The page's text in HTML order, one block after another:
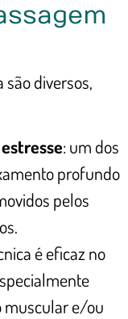
são diversos,
: um dos
profundo
pelos
é eficaz no
muscular e/ou